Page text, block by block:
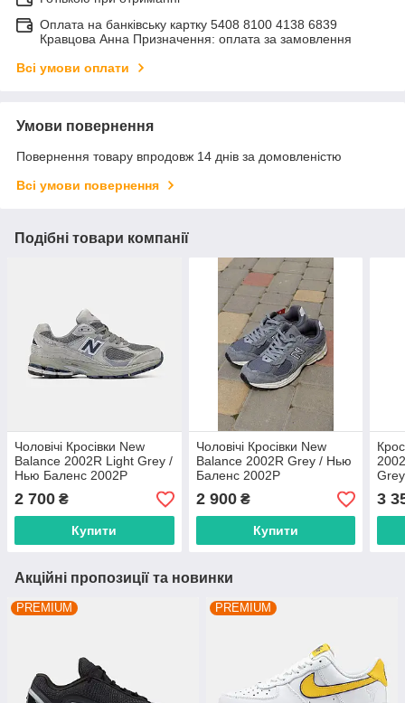
Оплата на банківську картку 5408 8100 4138 6839
Кравцова Анна Призначення: оплата за замовлення
Всі умови оплати
Умови повернення
Повернення товару впродовж 14 днів за домовленістю
Всі умови повернення
Подібні товари компанії
Чоловічі Кросівки New
Balance 2002R Light Grey /
Нью Баленс 2002Р
2 700 ₴
Купити
Чоловічі Кросівки New
Balance 2002R Grey / Нью
Баленс 2002Р
2 900₴
Купити
Пак
3
Акційні пропозиції та новинки
PREMIUM PREMIUM